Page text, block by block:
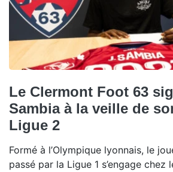
Le Clermont Foot 63
Sambia à la veille de
Ligue 2
Formé à l’Olympique lyonnais, le
passé par la Ligue 1 s’engage chez